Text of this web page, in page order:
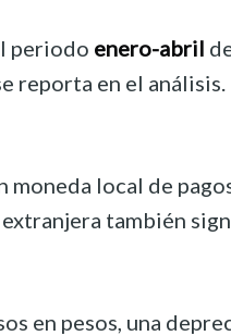
periodo enero-abril
en el
local de
también
en pesos, una